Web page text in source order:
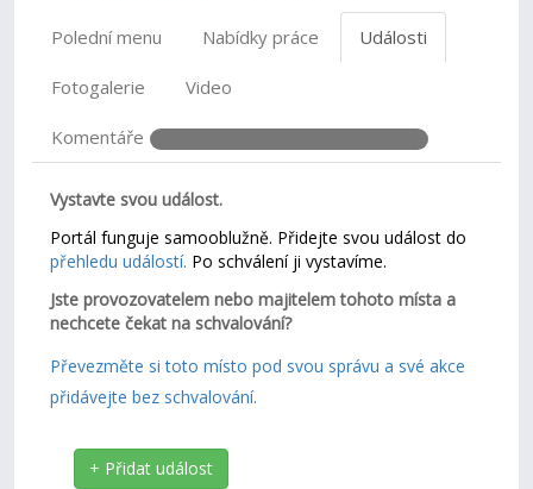
Polední menu Nabídky práce Události
Fotogalerie Video
Komentáře
Vystavte svou událost.
Portál funguje samooblužně. Přidejte svou událost do
přehledu událostí. Po schválení ji vystavíme.
Jste provozovatelem nebo majitelem tohoto místa a
nechcete čekat na schvalování?
Převezměte si toto místo pod svou správu a své akce
přidávejte bez schvalování.
+ Přidat událost